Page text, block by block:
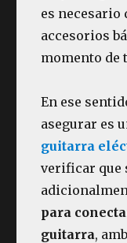
es necesario
accesorios
momento de
En ese
asegurar es
guitarra
verificar que
para
guitarra,